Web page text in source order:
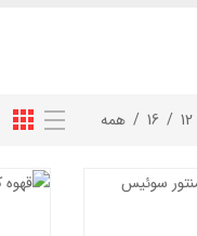
12
/
16
/ همه